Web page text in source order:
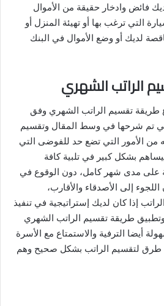
فائض وادخار حقيقة من الأموال
التي ترغب بها أو تهيئة المنزل أو
لديك أو وضع الأموال في البنك
الراتب الشهري
طريقة تقسيم الراتب الشهري وفق
تم شرحها في وسط المقال وتقسيم
من الأمور التي تضع حد للفوضى التي
بشكل كبير في تلبية كافة
على مدى شهر كامل، دون الوقوع في
إلى الأصدقاء والأقارب،
إذا كان لديك إستراتيجية في تنفيذ
وتطبيق طريقة تقسيم الراتب الشهري
أيضا الترفية والاستمتاع مع الأسرة
طرق لتقسيم الراتب بشكل صحيح وهم